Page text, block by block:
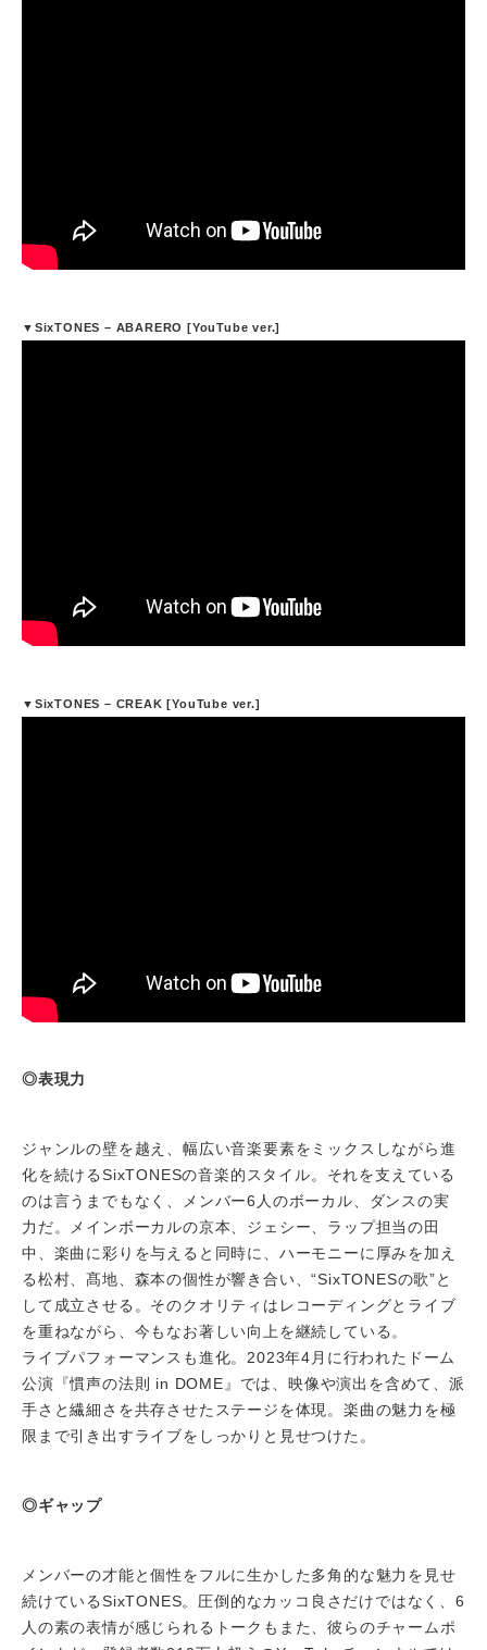
▼SixTONES – ABARERO [YouTube ver.]
▼SixTONES – CREAK [YouTube ver.]
◎表現力
ジャンルの壁を越え、幅広い音楽要素をミックスしながら進
化を続けるSixTONESの音楽的スタイル。それを支えている
のは言うまでもなく、メンバー6人のボーカル、ダンスの実
力だ。メインボーカルの京本、ジェシー、ラップ担当の田
中、楽曲に彩りを与えると同時に、ハーモニーに厚みを加え
る松村、髙地、森本の個性が響き合い、“SixTONESの歌”と
して成立させる。そのクオリティはレコーディングとライブ
を重ねながら、今もなお著しい向上を継続している。
ライブパフォーマンスも進化。2023年4月に行われたドーム
公演『慣声の法則 in DOME』では、映像や演出を含めて、派
手さと繊細さを共存させたステージを体現。楽曲の魅力を極
限まで引き出すライブをしっかりと見せつけた。
◎ギャップ
メンバーの才能と個性をフルに生かした多角的な魅力を見せ
続けているSixTONES。圧倒的なカッコ良さだけではなく、6
人の素の表情が感じられるトークもまた、彼らのチャームポ